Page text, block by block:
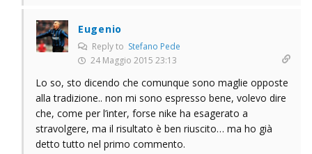
Eugenio
Reply to Stefano Pede
24 Maggio 2015 23:13
Lo so, sto dicendo che comunque sono maglie opposte
alla tradizione.. non mi sono espresso bene, volevo dire
che, come per l’inter, forse nike ha esagerato a
stravolgere, ma il risultato è ben riuscito… ma ho già
detto tutto nel primo commento.